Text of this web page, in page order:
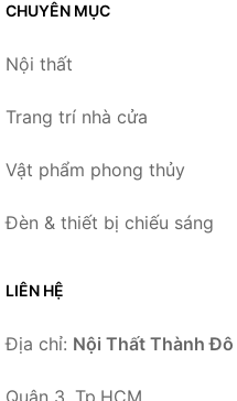
CHUYÊN MỤC
Nội thất
Trang trí nhà cửa
Vật phẩm phong thủy
Đèn & thiết bị chiếu sáng
LIÊN HỆ
Địa chỉ: Nội Thất Thành Đô
Quận 3, Tp.HCM